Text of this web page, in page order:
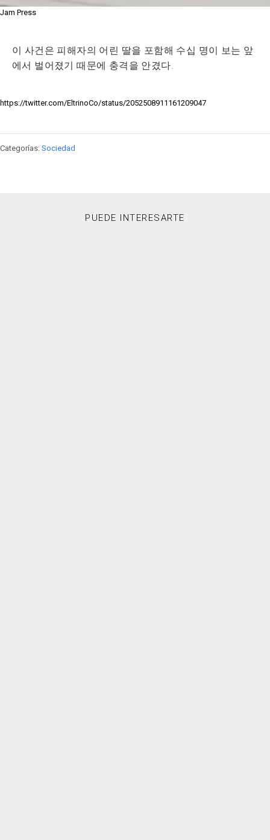
Jam Press
이 사건은 피해자의 어린 딸을 포함해 수십 명이 보는 앞
에서 벌어졌기 때문에 충격을 안겼다.
https://twitter.com/EltrinoCo/status/2052508911161209047
Categorías: Sociedad
PUEDE INTERESARTE